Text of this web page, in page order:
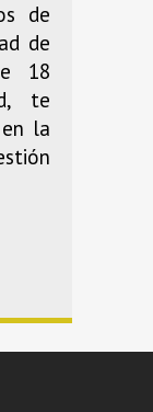
de
de
18
te
la